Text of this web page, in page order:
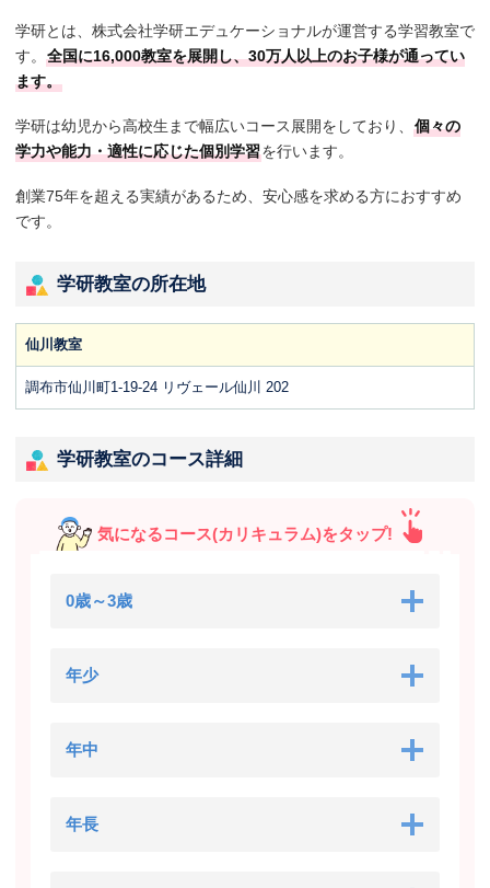
学研とは、株式会社学研エデュケーショナルが運営する学習教室で
す。 全国に16,000教室を展開し、30万人以上のお子様が通ってい
ます。
学研は幼児から高校生まで幅広いコース展開をしており、 個々の
学力や能力・適性に応じた個別学習を行います。
創業75年を超える実績があるため、安心感を求める方におすすめ
です。
学研教室の所在地
仙川教室
調布市仙川町1-19-24 リヴェール仙川 202
学研教室のコース詳細
気になるコース(カリキュラム)をタップ!
0歳～3歳
年少
年中
年長